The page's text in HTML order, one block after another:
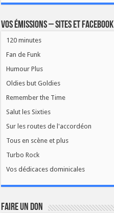
Vos émissions – Sites et Facebook
120 minutes
Fan de Funk
Humour Plus
Oldies but Goldies
Remember the Time
Salut les Sixties
Sur les routes de l'accordéon
Tous en scène et plus
Turbo Rock
Vos dédicaces dominicales
FAIRE UN DON